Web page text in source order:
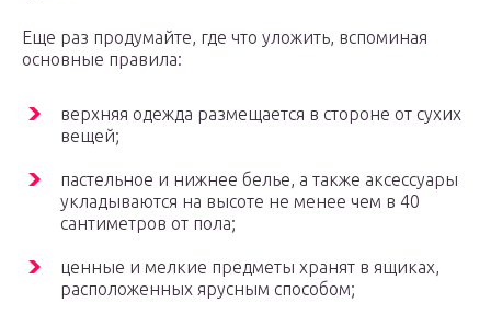
Еще раз продумайте, где что уложить, вспоминая
основные правила:
верхняя одежда размещается в стороне от сухих
вещей;
пастельное и нижнее белье, а также аксессуары
укладываются на высоте не менее чем в 40
сантиметров от пола;
ценные и мелкие предметы хранят в ящиках,
расположенных ярусным способом;